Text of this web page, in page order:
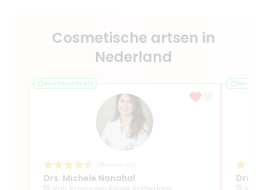
Cosmetische artsen in
Nederland
Best beoordeeld
Drs. Michele Nonahal
Best
Drs.